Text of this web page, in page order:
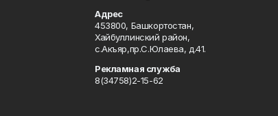
Адрес
453800, Башкортостан,
Хайбуллинский район,
с.Акъяр,пр.С.Юлаева, д.41.
Рекламная служба
8(34758)2-15-62